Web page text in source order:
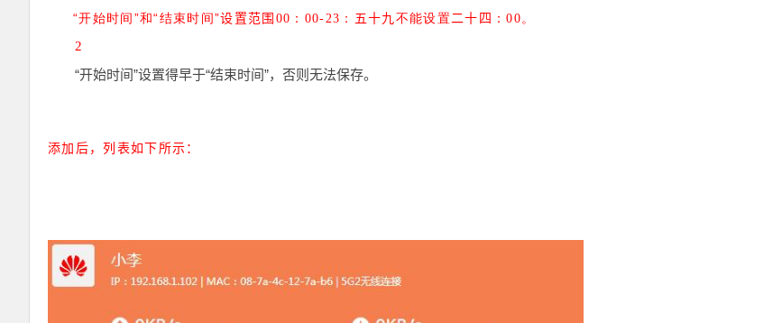
“开始时间”和“结束时间”设置范围 00 ： 00-23 ： 五十九 不能设置二十四 ：00。
2
“开始时间”设置得早于“结束时间”，否则无法保存。
添加后，列表如下所示：